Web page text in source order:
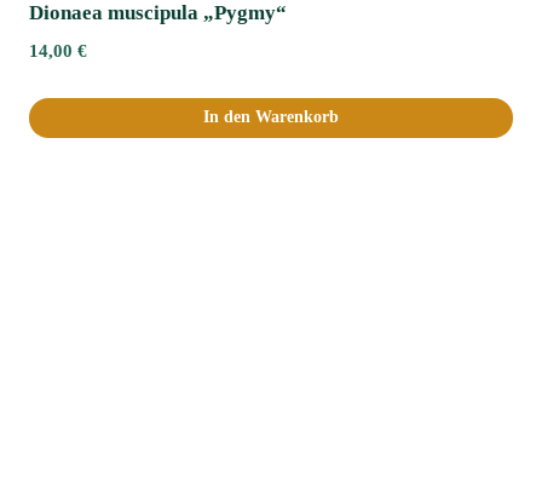
Dionaea muscipula „Pygmy“
14,00 €
In den Warenkorb